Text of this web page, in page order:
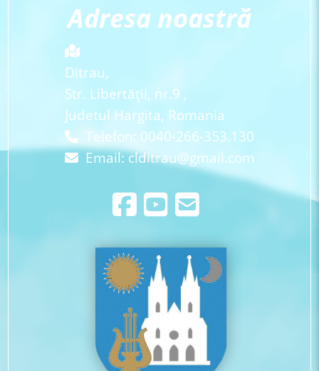
Adresa noastră
Ditrau,
Str. Libertăţii, nr.9 ,
Judetul Hargita, Romania
Telefon: 0040-266-353.130
Email:clditrau@gmail.com